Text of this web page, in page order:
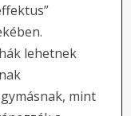
lehetnek
mint